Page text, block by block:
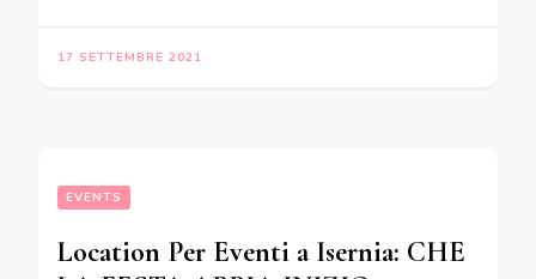
17 SETTEMBRE 2021
EVENTS
Location Per Eventi a Isernia: CHE